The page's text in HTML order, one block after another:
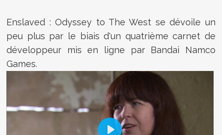
Enslaved : Odyssey to The West se dévoile un
peu plus par le biais d'un quatrième carnet de
développeur mis en ligne par Bandai Namco
Games.